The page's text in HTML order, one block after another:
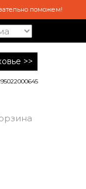
поможем!
>>